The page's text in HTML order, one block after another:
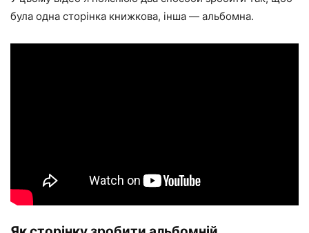
була одна сторінка книжкова, інша — альбомна.